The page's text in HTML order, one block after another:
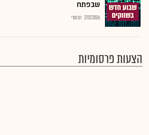
שבפתח
27.07.2026 רם מורי
הצעות פרסומיות